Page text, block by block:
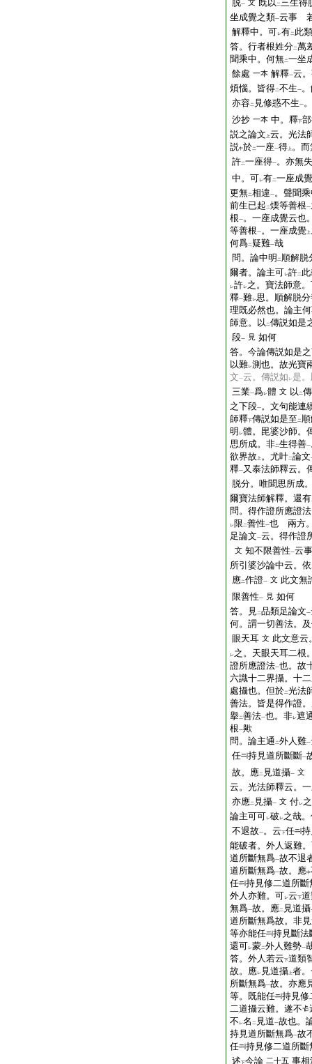
脱一 文 既以 二三生得
坐成覺之類一云事
解釋中。可レ有二 此類
答。行者根姓分二萬
聞乘中。何無二一坐
餘處 一本 解釋一云
煩惱。皆得二不生一
亦容二 見修惑不生一
沙抄 一本 中。釋下
説之論文
上云。光法
説中於二一座一得 上 。而
許二一座得一。亦無
中。可レ有二一座成
更無二相違一。聲聞
前生已起 二煗等善根一
根一。一座成覺云也
等善根一。一座成覺 上
何爲二 疑難一哉
問。論中明 二 順解脱
爾者。論主可レ許二
レ許レ之。寶法師意
釋一難レ思。順解脱
理既必然也。論主
師意。以 二傳説如是
段一 見 如何
答。今論傳説如是
以難レ測也。故光寶
文一云。傳説如 レ 是
三業一爲レ體 文 以 二
之下段一。文句能連
師釋下傳説如是至 二
明 レ體。毘婆沙師。
思所成。非二生得善一
欲界故
上 。尤叶二論文
釋一又泰法師釋云。
脱分。唯聞思所成
爾寶法師解釋。還有
問。得作證所應證
レ限 二善性一也 兩方
足論文一云。得作證
文 知不限善性一云事
所引婆沙論中云。依
應二作證一 文 此文無
限善性一 見 如何
答。見二品類足論文一
何。謂一切善法。
眼天耳 文 此文意云
レ之。天眼天耳二根
證所應證法一也。故
六識十二界攝。十
處攝也。但於二光法
善法。皆是得作證
擧二善法一也。非レ遮
根一歟
問。論主通 二外人難一
任
持見道所斷斷一
故。應二 見道攝一 文
云。光法師釋云。
亦應二 見攝一 文 付レ
論主可可レ破 レ之哉
不退故一。云下任
能破者。外人返難
道所斷無爲一故不退
道所斷無爲一故。應中
任
持見修二道所斷
外人亦難。可レ云下
無爲一故。應二 見道攝
道所斷無爲故。非
等亦能任
持見斷法
還可レ蒙二外人難勢一
答。外人若云下道類
故。應レ 見道攝 上者
所斷無爲一故。亦應
等。既能任
持見修
二道攝云難。遂不
不 レ名 二 見道一故也。
持見道所斷無爲一故
任
持見修二道所斷
述下今論 二十五 事相